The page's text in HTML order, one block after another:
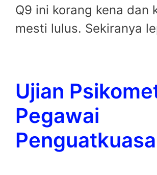
Q9 ini korang kena dan
mesti lulus. Sekiranya
Ujian
Pegawai